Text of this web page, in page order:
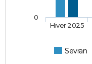
Sevran
Hiver 2025
0